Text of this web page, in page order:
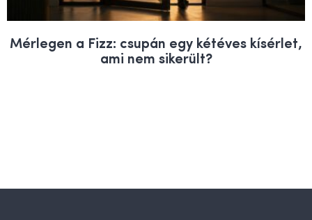
Mérlegen a Fizz: csupán egy kétéves kísérlet,
ami nem sikerült?